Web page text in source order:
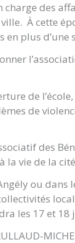
des
À cette
plus
de
de
des
la vie de la
ou dans
les 17 et 18